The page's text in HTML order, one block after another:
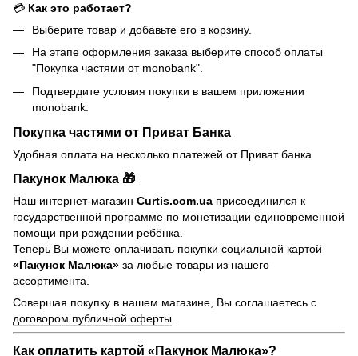
💳 Как это работает?
Выберите товар и добавьте его в корзину.
На этапе оформления заказа выберите способ оплаты
"Покупка частями от monobank".
Подтвердите условия покупки в вашем приложении
monobank.
Покупка частями от Приват Банка
Удобная оплата на несколько платежей от Приват банка
Пакунок Малюка 🎁
Наш интернет-магазин Curtis.com.ua присоединился к
государственной программе по монетизации единовременной
помощи при рождении ребёнка.
Теперь Вы можете оплачивать покупки социальной картой
«Пакунок Малюка» за любые товары из нашего
ассортимента.
Совершая покупку в нашем магазине, Вы соглашаетесь с
договором публичной оферты.
Как оплатить картой «Пакунок Малюка»?